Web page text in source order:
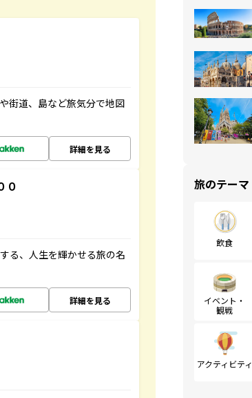
街道、島など旅気分で地図
詳細を見る
０
る、人生を輝かせる旅の名
詳細を見る
旅のテーマ
飲食
イベント・
観戦
アクティビティ